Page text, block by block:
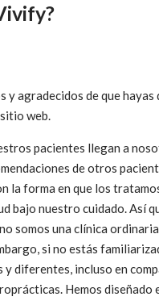
y agradecidos de que hayas
web.
pacientes llegan a
de otros
la forma en que los
bajo nuestro cuidado. Así
somos una clínica
si no estás
y diferentes, incluso en
Hemos diseñado